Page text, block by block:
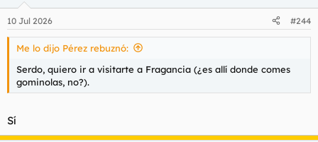
e
s
10 Jul 2026 #244
Me lo dijo Pérez rebuznó:
Serdo, quiero ir a visitarte a Fragancia (¿es allí donde comes
gominolas, no?).
Sí